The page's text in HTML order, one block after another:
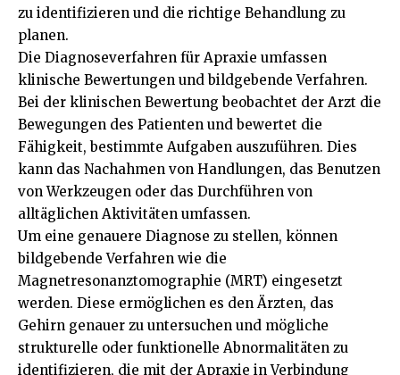
zu identifizieren und die richtige Behandlung zu
planen.
Die Diagnoseverfahren für Apraxie umfassen
klinische Bewertungen und bildgebende Verfahren.
Bei der klinischen Bewertung beobachtet der Arzt die
Bewegungen des Patienten und bewertet die
Fähigkeit, bestimmte Aufgaben auszuführen. Dies
kann das Nachahmen von Handlungen, das Benutzen
von Werkzeugen oder das Durchführen von
alltäglichen Aktivitäten umfassen.
Um eine genauere Diagnose zu stellen, können
bildgebende Verfahren wie die
Magnetresonanztomographie (MRT) eingesetzt
werden. Diese ermöglichen es den Ärzten, das
Gehirn genauer zu untersuchen und mögliche
strukturelle oder funktionelle Abnormalitäten zu
identifizieren, die mit der Apraxie in Verbindung